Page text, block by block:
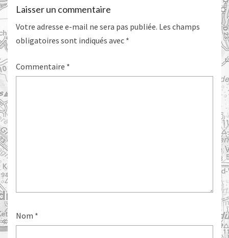
Laisser un commentaire
Votre adresse e-mail ne sera pas publiée. Les champs
obligatoires sont indiqués avec *
Commentaire *
Nom *